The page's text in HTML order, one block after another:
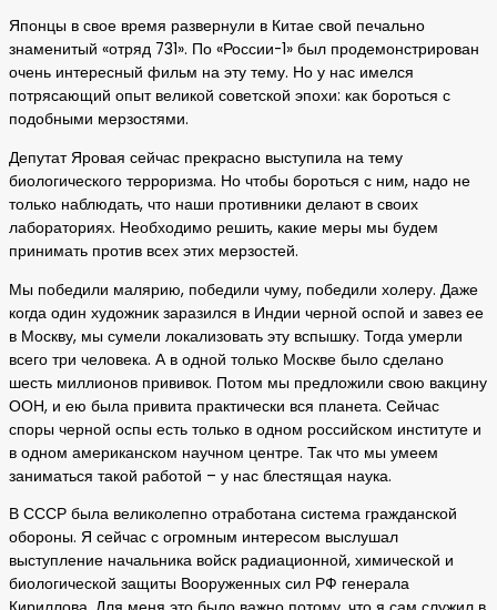
Японцы в свое время развернули в Китае свой печально
знаменитый «отряд 731». По «России-1» был продемонстрирован
очень интересный фильм на эту тему. Но у нас имелся
потрясающий опыт великой советской эпохи: как бороться с
подобными мерзостями.
Депутат Яровая сейчас прекрасно выступила на тему
биологического терроризма. Но чтобы бороться с ним, надо не
только наблюдать, что наши противники делают в своих
лабораториях. Необходимо решить, какие меры мы будем
принимать против всех этих мерзостей.
Мы победили малярию, победили чуму, победили холеру. Даже
когда один художник заразился в Индии черной оспой и завез ее
в Москву, мы сумели локализовать эту вспышку. Тогда умерли
всего три человека. А в одной только Москве было сделано
шесть миллионов прививок. Потом мы предложили свою вакцину
ООН, и ею была привита практически вся планета. Сейчас
споры черной оспы есть только в одном российском институте и
в одном американском научном центре. Так что мы умеем
заниматься такой работой – у нас блестящая наука.
В СССР была великолепно отработана система гражданской
обороны. Я сейчас с огромным интересом выслушал
выступление начальника войск радиационной, химической и
биологической защиты Вооруженных сил РФ генерала